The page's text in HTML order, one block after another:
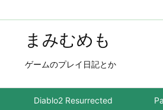
まみむめも
ゲームのプレイ日記とか
Diablo2 Resurrected